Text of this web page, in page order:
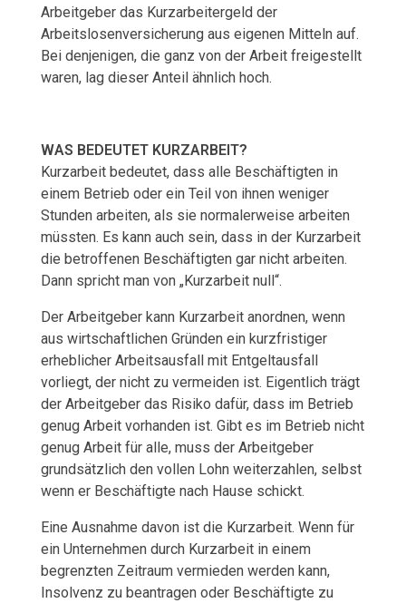
T
–
A
S
A
L
L
E
B
E
S
C
H
Ä
Arbeitgeber das Kurzarbeitergeld der
Arbeitslosenversicherung aus eigenen Mitteln auf.
Bei denjenigen, die ganz von der Arbeit freigestellt
waren, lag dieser Anteil ähnlich hoch.
WAS BEDEUTET KURZARBEIT?
Kurzarbeit bedeutet, dass alle Beschäftigten in
einem Betrieb oder ein Teil von ihnen weniger
Stunden arbeiten, als sie normalerweise arbeiten
müssten. Es kann auch sein, dass in der Kurzarbeit
die betroffenen Beschäftigten gar nicht arbeiten.
Dann spricht man von „Kurzarbeit null“.
Der Arbeitgeber kann Kurzarbeit anordnen, wenn
aus wirtschaftlichen Gründen ein kurzfristiger
erheblicher Arbeitsausfall mit Entgeltausfall
vorliegt, der nicht zu vermeiden ist. Eigentlich trägt
der Arbeitgeber das Risiko dafür, dass im Betrieb
genug Arbeit vorhanden ist. Gibt es im Betrieb nicht
genug Arbeit für alle, muss der Arbeitgeber
grundsätzlich den vollen Lohn weiterzahlen, selbst
wenn er Beschäftigte nach Hause schickt.
Eine Ausnahme davon ist die Kurzarbeit. Wenn für
ein Unternehmen durch Kurzarbeit in einem
begrenzten Zeitraum vermieden werden kann,
Insolvenz zu beantragen oder Beschäftigte zu